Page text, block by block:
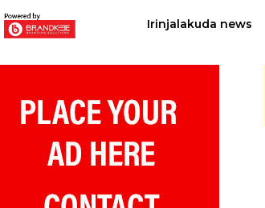
Irinjalakuda news